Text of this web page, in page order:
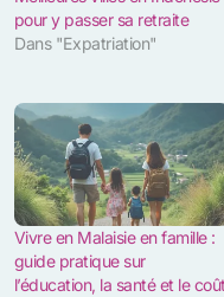
pour y passer sa retraite
Dans "Expatriation"
Vivre en Malaisie en famille :
guide pratique sur
l’éducation, la santé et le coût